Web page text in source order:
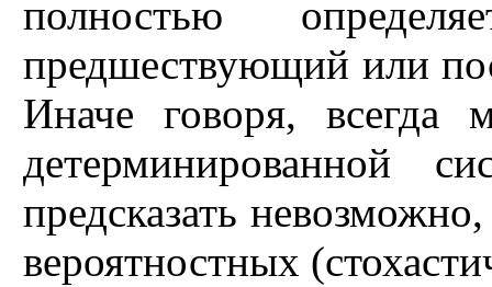
полностью
предшествующий или
Иначе говоря, всегда
детерминированной
предсказать
вероятностных